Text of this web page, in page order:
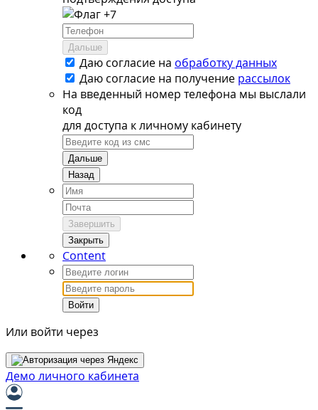
+7
Дальше
Даю согласие на обработку данных
Даю согласие на получение рассылок
На введенный номер телефона мы выслали
код
для доступа к личному кабинету
Дальше
Назад
Завершить
Закрыть
Content
Войти
Или войти через
Демо личного кабинета